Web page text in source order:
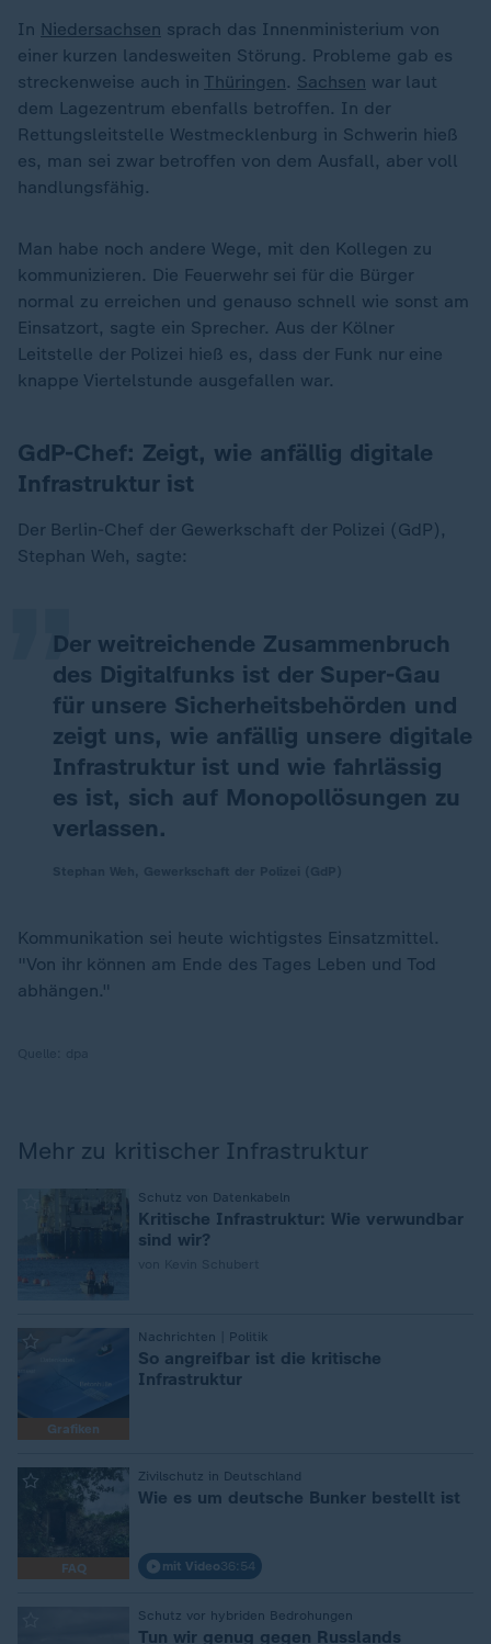
In Niedersachsen sprach das Innenministerium von
einer kurzen landesweiten Störung. Probleme gab es
streckenweise auch in Thüringen. Sachsen war laut
dem Lagezentrum ebenfalls betroffen. In der
Rettungsleitstelle Westmecklenburg in Schwerin hieß
es, man sei zwar betroffen von dem Ausfall, aber voll
handlungsfähig.
Man habe noch andere Wege, mit den Kollegen zu
kommunizieren. Die Feuerwehr sei für die Bürger
normal zu erreichen und genauso schnell wie sonst am
Einsatzort, sagte ein Sprecher. Aus der Kölner
Leitstelle der Polizei hieß es, dass der Funk nur eine
knappe Viertelstunde ausgefallen war.
GdP-Chef: Zeigt, wie anfällig digitale
Infrastruktur ist
Der Berlin-Chef der Gewerkschaft der Polizei (GdP),
Stephan Weh, sagte:
Der weitreichende Zusammenbruch
des Digitalfunks ist der Super-Gau
für unsere Sicherheitsbehörden und
zeigt uns, wie anfällig unsere digitale
Infrastruktur ist und wie fahrlässig
es ist, sich auf Monopollösungen zu
verlassen.
„
Kommunikation sei heute wichtigstes Einsatzmittel.
"Von ihr können am Ende des Tages Leben und Tod
abhängen."
Mehr zu kritischer Infrastruktur
Schutz von Datenkabeln
Kritische Infrastruktur: Wie verwundbar
sind wir?
Grafiken
Nachrichten | Politik
So angreifbar ist die kritische
Infrastruktur
FAQ
Zivilschutz in Deutschland
Wie es um deutsche Bunker bestellt ist
mit Video36:54
Schutz vor hybriden Bedrohungen
Tun wir genug gegen Russlands